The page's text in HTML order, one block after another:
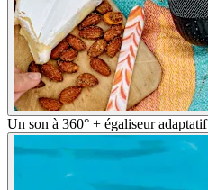
Un son à 360° + égaliseur adaptatif